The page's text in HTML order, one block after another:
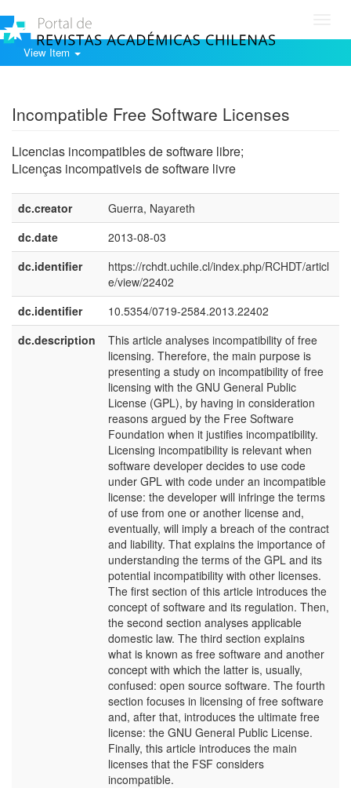
View Item
Incompatible Free Software Licenses
Licencias incompatibles de software libre;
Licenças incompativeis de software livre
dc.creator
Guerra, Nayareth
dc.date
2013-08-03
dc.identifier
https://rchdt.uchile.cl/index.php/RCHDT/articl
e/view/22402
dc.identifier
10.5354/0719-2584.2013.22402
dc.description
This article analyses incompatibility of free
licensing. Therefore, the main purpose is
presenting a study on incompatibility of free
licensing with the GNU General Public
License (GPL), by having in consideration
reasons argued by the Free Software
Foundation when it justifies incompatibility.
Licensing incompatibility is relevant when
software developer decides to use code
under GPL with code under an incompatible
license: the developer will infringe the terms
of use from one or another license and,
eventually, will imply a breach of the contract
and liability. That explains the importance of
understanding the terms of the GPL and its
potential incompatibility with other licenses.
The first section of this article introduces the
concept of software and its regulation. Then,
the second section analyses applicable
domestic law. The third section explains
what is known as free software and another
concept with which the latter is, usually,
confused: open source software. The fourth
section focuses in licensing of free software
and, after that, introduces the ultimate free
license: the GNU General Public License.
Finally, this article introduces the main
licenses that the FSF considers
incompatible.